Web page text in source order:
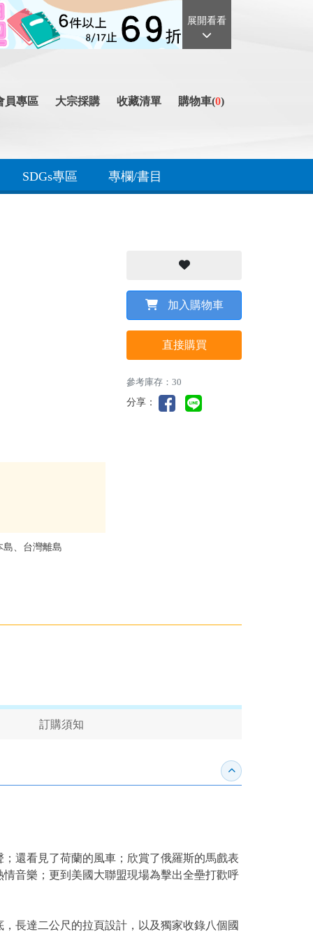
展開看看
員專區 大宗採購 收藏清單 購物車(0)
SDGs專區 專欄/書目
島、台灣離島
加入購物車
直接購買
參考庫存：30
分享：
訂購須知
收合內容簡介
還看見了荷蘭的風車；欣賞了俄羅斯的馬戲表
音樂；更到美國大聯盟現場為擊出全壘打歡呼
長達二公尺的拉頁設計，以及獨家收錄八個國